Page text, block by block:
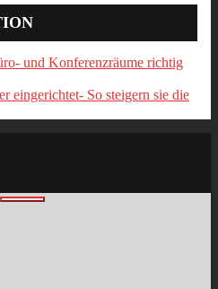
und Konferenzräume richtig
eingerichtet- So steigern sie die